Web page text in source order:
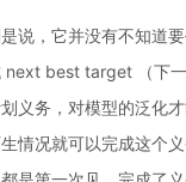
说，它并没有不知道
next best target （下
义务，对模型的泛化
情况就可以完成这个